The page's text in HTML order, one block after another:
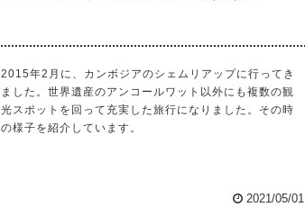
2015年2月に、カンボジアのシェムリアップに行ってき
ました。世界遺産のアンコールワット以外にも複数の観
光スポットを回って充実した旅行になりました。その時
の様子を紹介しています。
2021/05/01